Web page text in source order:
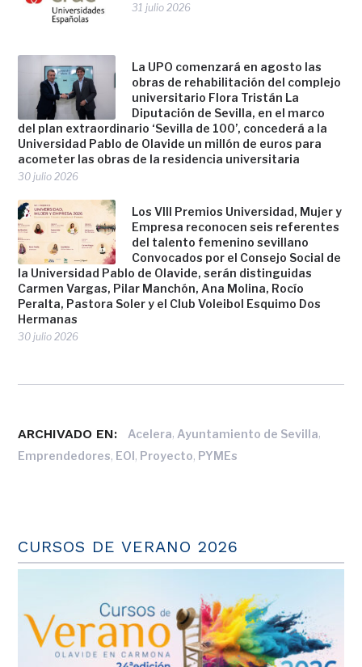
31 julio 2026
La UPO comenzará en agosto las
obras de rehabilitación del complejo
universitario Flora Tristán La
Diputación de Sevilla, en el marco
del plan extraordinario ‘Sevilla de 100’, concederá a la
Universidad Pablo de Olavide un millón de euros para
acometer las obras de la residencia universitaria
30 julio 2026
Los VIII Premios Universidad, Mujer y
Empresa reconocen seis referentes
del talento femenino sevillano
Convocados por el Consejo Social de
la Universidad Pablo de Olavide, serán distinguidas
Carmen Vargas, Pilar Manchón, Ana Molina, Rocío
Peralta, Pastora Soler y el Club Voleibol Esquimo Dos
Hermanas
30 julio 2026
ARCHIVADO EN: Acelera, Ayuntamiento de Sevilla,
Emprendedores, EOI, Proyecto, PYMEs
CURSOS DE VERANO 2026